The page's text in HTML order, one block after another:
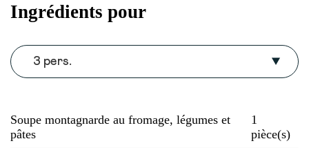
Ingrédients pour
3 pers.
Soupe montagnarde au fromage, légumes et
pâtes
1
pièce(s)